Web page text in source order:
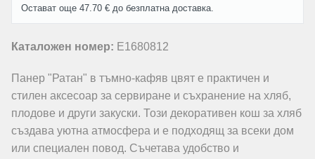
Остават още 47.70 € до безплатна доставка.
Каталожен номер: E1680812
Панер "Ратан" в тъмно-кафяв цвят е практичен и
стилен аксесоар за сервиране и съхранение на хляб,
плодове и други закуски. Този декоративен кош за хляб
създава уютна атмосфера и е подходящ за всеки дом
или специален повод. Съчетава удобство и